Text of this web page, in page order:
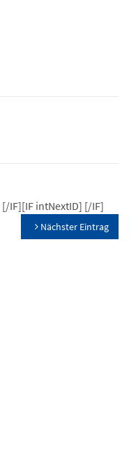
[/IF][IF intNextID]
Nächster Eintrag
[/IF]